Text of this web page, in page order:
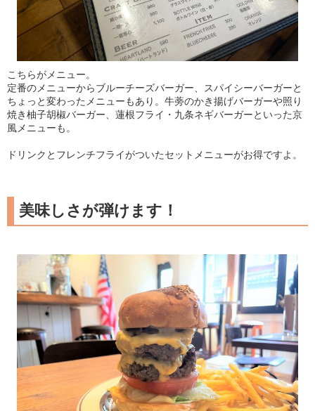
こちらがメニュー。
定番のメニューからブルーチーズバーガー、スパイシーバーガーと
ちょっと変わったメニューもあり。牛蒡のかき揚げバーガーや照り
焼き柚子胡椒バーガー、蓮根フライ・九条ネギバーガーといった京
風メニューも。
ドリンクとフレンチフライがついたセットメニューがお得ですよ。
美味しさが弾けます！